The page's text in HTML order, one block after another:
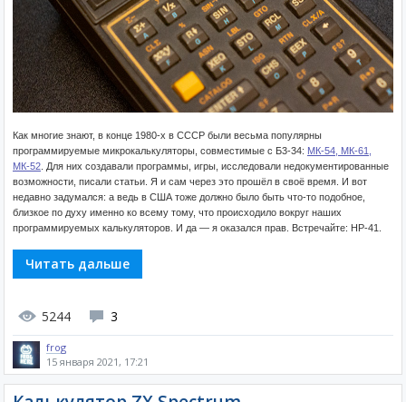
Как многие знают, в конце 1980-х в СССР были весьма популярны
программируемые микрокалькуляторы, совместимые с Б3-34: МК-54, МК-61,
МК-52 . Для них создавали программы, игры, исследовали недокументированные
возможности, писали статьи. Я и сам через это прошёл в своё время. И вот
недавно задумался: а ведь в США тоже должно было быть что-то подобное,
близкое по духу именно ко всему тому, что происходило вокруг наших
программируемых калькуляторов. И да — я оказался прав. Встречайте: HP-41.
Читать дальше
5244 3
frog
15 января 2021, 17:21